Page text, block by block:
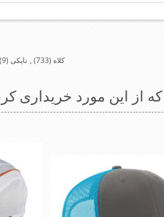
کلاه (733)
, نایکی (9)
از این مورد خریداری